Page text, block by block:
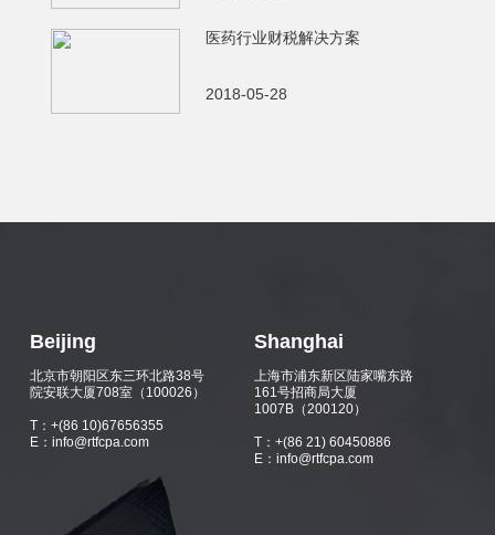
医药行业财税解决方案
2018-05-28
Beijing
北京市朝阳区东三环北路38号
院安联大厦708室（100026）
T：+(86 10)67656355
E：info@rtfcpa.com
Shanghai
上海市浦东新区陆家嘴东路
161号招商局大厦
1007B（200120）
T：+(86 21) 60450886
E：info@rtfcpa.com